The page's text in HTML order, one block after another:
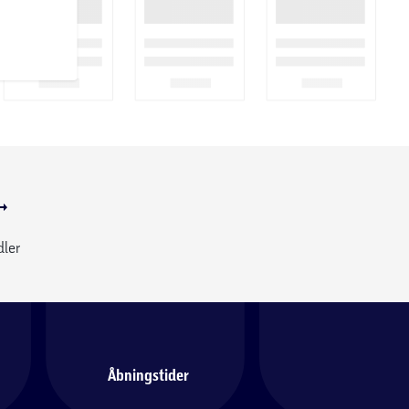
Åbningstider